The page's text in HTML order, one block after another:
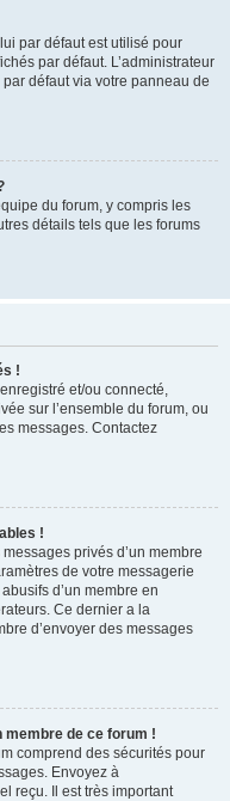
par défaut est utilisé pour
par défaut. L’administrateur
défaut via votre panneau de
du forum, y compris les
détails tels que les forums
!
et/ou connecté,
sur l’ensemble du forum, ou
messages. Contactez
!
privés d’un membre
de votre messagerie
d’un membre en
Ce dernier a la
d’envoyer des messages
membre de ce forum !
comprend des sécurités pour
Envoyez à
reçu. Il est très important